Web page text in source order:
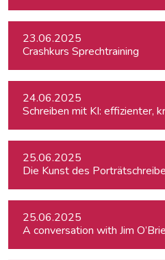
23.06.2025
Crashkurs Sprechtraining
24.06.2025
Schreiben mit KI: effizienter,
25.06.2025
Die Kunst des
25.06.2025
A conversation with Jim